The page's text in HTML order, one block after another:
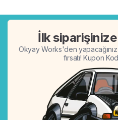
İlk
Okyay Works'den
fırsatı! Kupon